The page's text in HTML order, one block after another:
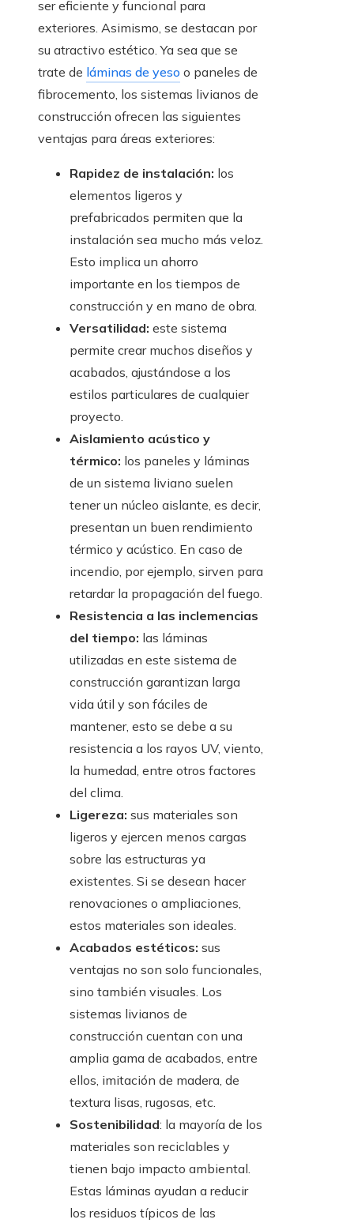
ser eficiente y funcional para
exteriores. Asimismo, se destacan por
su atractivo estético. Ya sea que se
trate de láminas de yeso o paneles de
fibrocemento, los sistemas livianos de
construcción ofrecen las siguientes
ventajas para áreas exteriores:
Rapidez de instalación: los
elementos ligeros y
prefabricados permiten que la
instalación sea mucho más veloz.
Esto implica un ahorro
importante en los tiempos de
construcción y en mano de obra.
Versatilidad: este sistema
permite crear muchos diseños y
acabados, ajustándose a los
estilos particulares de cualquier
proyecto.
Aislamiento acústico y
térmico: los paneles y láminas
de un sistema liviano suelen
tener un núcleo aislante, es decir,
presentan un buen rendimiento
térmico y acústico. En caso de
incendio, por ejemplo, sirven para
retardar la propagación del fuego.
Resistencia a las inclemencias
del tiempo: las láminas
utilizadas en este sistema de
construcción garantizan larga
vida útil y son fáciles de
mantener, esto se debe a su
resistencia a los rayos UV, viento,
la humedad, entre otros factores
del clima.
Ligereza: sus materiales son
ligeros y ejercen menos cargas
sobre las estructuras ya
existentes. Si se desean hacer
renovaciones o ampliaciones,
estos materiales son ideales.
Acabados estéticos: sus
ventajas no son solo funcionales,
sino también visuales. Los
sistemas livianos de
construcción cuentan con una
amplia gama de acabados, entre
ellos, imitación de madera, de
textura lisas, rugosas, etc.
Sostenibilidad: la mayoría de los
materiales son reciclables y
tienen bajo impacto ambiental.
Estas láminas ayudan a reducir
los residuos típicos de las